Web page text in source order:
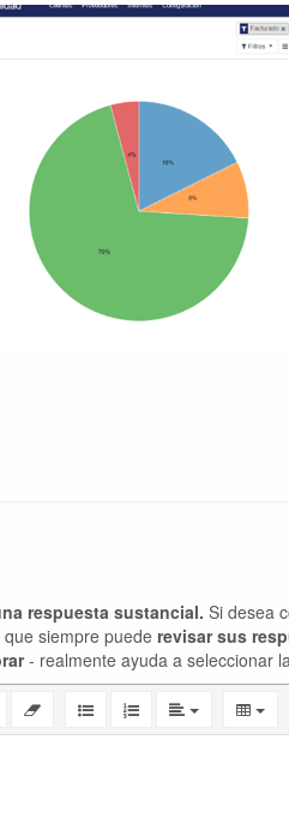
respuesta sustancial. Si desea
que siempre puede revisar sus
- realmente ayuda a seleccionar